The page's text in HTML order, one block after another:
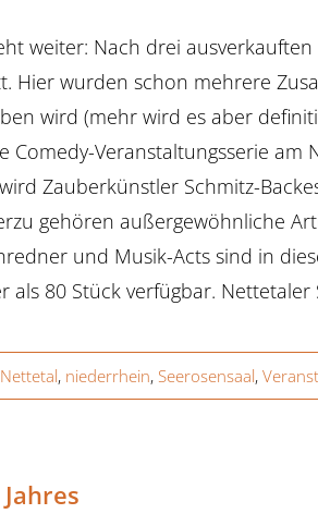
weiter: Nach drei
Hier wurden schon mehrere
wird (mehr wird es aber
Comedy-Veranstaltungsserie
Zauberkünstler Schmitz-
gehören außergewöhnliche
und Musik-Acts sind in
als 80 Stück verfügbar. Nettetaler
Nettetal, niederrhein, Seerosensaal,